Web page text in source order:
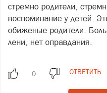
стремно родители,
воспоминание у детей.
обиженые родители.
лени, нет оправдания.
ОТВЕТИТЬ